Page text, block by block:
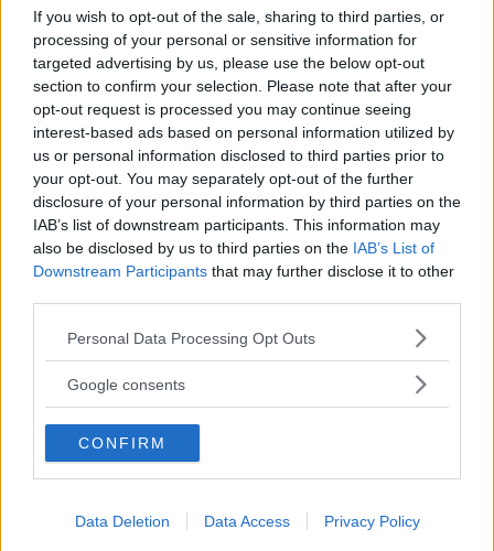
If you wish to opt-out of the sale, sharing to third parties, or
processing of your personal or sensitive information for
targeted advertising by us, please use the below opt-out
section to confirm your selection. Please note that after your
opt-out request is processed you may continue seeing
interest-based ads based on personal information utilized by
us or personal information disclosed to third parties prior to
your opt-out. You may separately opt-out of the further
disclosure of your personal information by third parties on the
IAB’s list of downstream participants. This information may
also be disclosed by us to third parties on the IAB’s List of
Downstream Participants that may further disclose it to other
Please note that this website/app uses one or more Google
not limited to your visit or usage behaviour. You may click to
use your data for below specified purposes in below Google
consent section.
Personal Data Processing Opt Outs
Google consents
CONFIRM
Data Deletion Data Access Privacy Policy
exemplar.
Opel förnekar dock att den sänkta produktionstakten
skulle bero på avstannande efterfrågan, och avfärdar
teorin som rykten. En talesperson för Opel påstår i
Automotive News att beslutet snarare beror på att Corsa
går mot slutet av sin livscykel. Försäljningen för Adam ska
dock vara bra.
Opel är, tillsammans med systern Vauxhall i
Storbritannien, viktiga för GM:s försäljning i Europa.
Diskutera:Hur ser du på att Opel drar ner på
produktionen av Adam?
MISSA INTE KOMMANDE ARTIKLAR OM OPEL
ADAM